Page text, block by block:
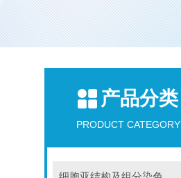
产品分类
PRODUCT CATEGORY